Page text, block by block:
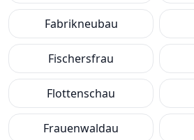
Fabrikneubau
Fischersfrau
Flottenschau
Frauenwaldau